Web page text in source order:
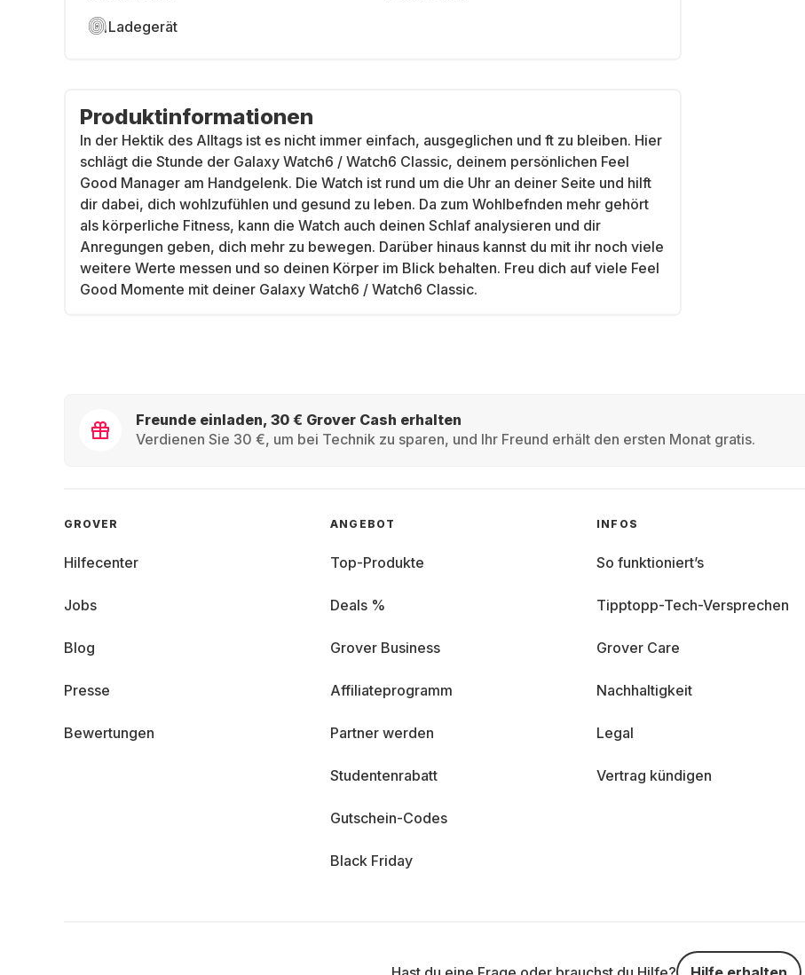
Ladegerät
Produktinformationen
In der Hektik des Alltags ist es nicht immer einfach, ausgeglichen und ft zu bleiben. Hier
schlägt die Stunde der Galaxy Watch6 / Watch6 Classic, deinem persönlichen Feel
Good Manager am Handgelenk. Die Watch ist rund um die Uhr an deiner Seite und hilft
dir dabei, dich wohlzufühlen und gesund zu leben. Da zum Wohlbefnden mehr gehört
als körperliche Fitness, kann die Watch auch deinen Schlaf analysieren und dir
Anregungen geben, dich mehr zu bewegen. Darüber hinaus kannst du mit ihr noch viele
weitere Werte messen und so deinen Körper im Blick behalten. Freu dich auf viele Feel
Good Momente mit deiner Galaxy Watch6 / Watch6 Classic.
Freunde einladen, 30 € Grover Cash erhalten
Verdienen Sie 30 €, um bei Technik zu sparen, und Ihr Freund erhält den ersten Monat gratis.
GROVER
Hilfecenter
Jobs
Blog
Presse
Bewertungen
ANGEBOT
Top-Produkte
Deals %
Grover Business
Affiliateprogramm
Partner werden
Studentenrabatt
Gutschein-Codes
Black Friday
INFOS
So funktioniert’s
Tipptopp-Tech-Versprechen
Grover Care
Nachhaltigkeit
Legal
Vertrag kündigen